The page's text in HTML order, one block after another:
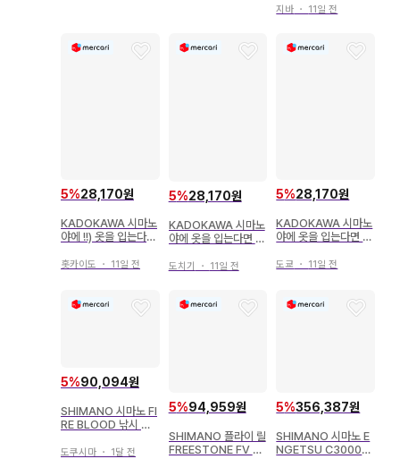
지바 ・ 11일 전
5%28,170원
KADOKAWA 시마노
야에 !!) 옷을 입는다면
홋카이도 ・ 11일 전
5%28,170원
KADOKAWA 시마노
야에 옷을 입는다면 이
도치기 ・ 11일 전
5%28,170원
KADOKAWA 시마노
야에 옷을 입는다면 이
도쿄 ・ 11일 전
5%90,094원
SHIMANO 시마노 FI
RE BLOOD 낚시 그
도쿠시마 ・ 1달 전
5%94,959원
SHIMANO 플라이 릴
FREESTONE FV 3
5%356,387원
SHIMANO 시마노 E
NGETSU C3000H